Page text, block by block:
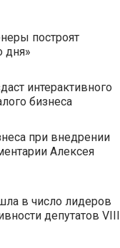
построят
дня»
интерактивного
бизнеса
при внедрении
Алексея
в число лидеров
депутатов VIII